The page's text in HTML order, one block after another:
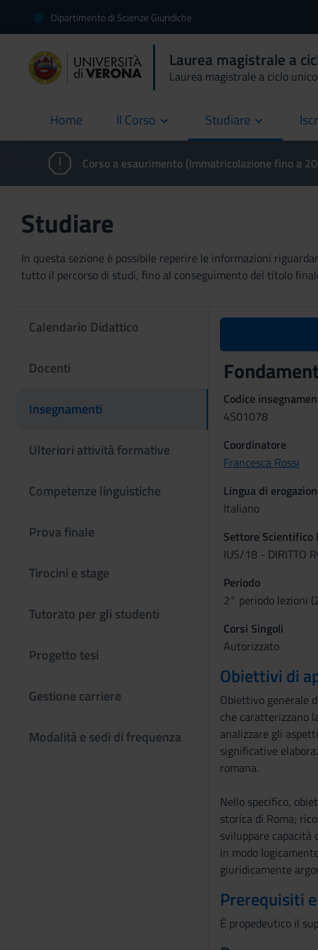
Dipartimento di Scienze Giuridiche
Laurea magistrale a
Laurea magistrale a ciclo unico
Home
current Il Corso Studiare
Corso a esaurimento (Immatricolazione fino a
Studiare
In questa sezione è possibile reperire le informazioni
tutto il percorso di studi, fino al conseguimento del titolo
Calendario Didattico
Docenti
Insegnamenti
Ulteriori attività formative
Competenze linguistiche
Prova finale
Tirocini e stage
Tutorato per gli studenti
Progetto tesi
Gestione carriere
Modalità e sedi di frequenza
Codice
4S01078
Coordinatore
Francesca Rossi
Lingua di
Italiano
Settore Scientifico
IUS/18 - DIRITTO
Periodo
2° periodo lezioni
Corsi Singoli
Autorizzato
Obiettivi di
Obiettivo generale
che caratterizzano
analizzare gli
significative
romana.
Nello specifico,
storica di Roma;
sviluppare
in modo
giuridicamente
Prerequisiti
È propedeutico il